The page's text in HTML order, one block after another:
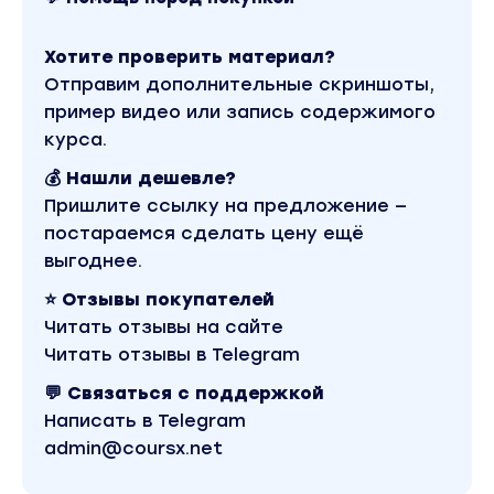
менеджмент, продажи». Другие материалы
Хотите проверить материал?
Отправим дополнительные скриншоты,
пример видео или запись содержимого
курса.
💰 Нашли дешевле?
Пришлите ссылку на предложение —
постараемся сделать цену ещё
выгоднее.
⭐ Отзывы покупателей
Читать отзывы на сайте
Читать отзывы в Telegram
💬 Связаться с поддержкой
Написать в Telegram
admin@coursx.net